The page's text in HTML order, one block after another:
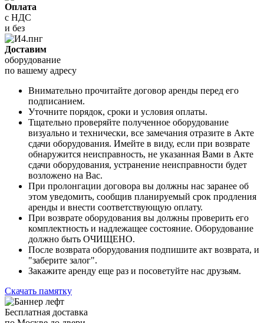
Оплата
с НДС
и без
Доставим
оборудование
по вашему адресу
Внимательно прочитайте договор аренды перед его
подписанием.
Уточните порядок, сроки и условия оплаты.
Тщательно проверяйте полученное оборудование
визуально и технически, все замечания отразите в Акте
сдачи оборудования. Имейте в виду, если при возврате
обнаружится неисправность, не указанная Вами в Акте
сдачи оборудования, устранение неисправности будет
возложено на Вас.
При пролонгации договора вы должны нас заранее об
этом уведомить, сообщив планируемый срок продления
аренды и внести соответствующую оплату.
При возврате оборудования вы должны проверить его
комплектность и надлежащее состояние. Оборудование
должно быть ОЧИЩЕНО.
После возврата оборудования подпишите акт возврата, и
"заберите залог".
Закажите аренду еще раз и посоветуйте нас друзьям.
Скачать памятку
Бесплатная доставка